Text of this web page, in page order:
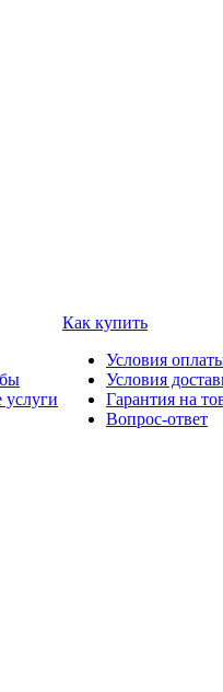
Как купить
Условия
Условия
Гарантия на
Вопрос-ответ